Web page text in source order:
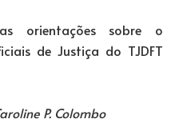
orientações sobre o
de Justiça do TJDFT
P. Colombo